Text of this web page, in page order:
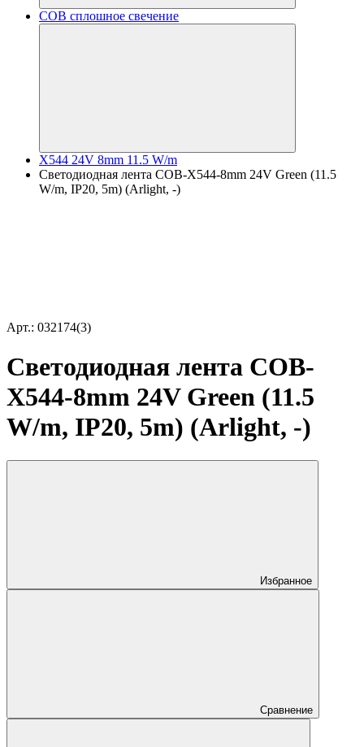
COB сплошное свечение
X544 24V 8mm 11.5 W/m
Светодиодная лента COB-X544-8mm 24V Green (11.5
W/m, IP20, 5m) (Arlight, -)
Арт.: 032174(3)
Светодиодная лента COB-
X544-8mm 24V Green (11.5
W/m, IP20, 5m) (Arlight, -)
Избранное
Сравнение